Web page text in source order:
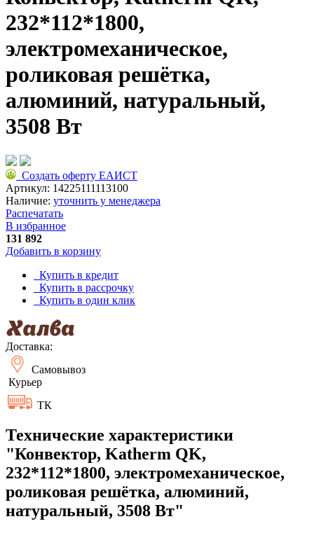
232*112*1800,
электромеханическое,
роликовая решётка,
алюминий, натуральный,
3508 Вт
Создать оферту ЕАИСТ
Артикул: 14225111113100
Наличие: уточнить у менеджера
Распечатать
В избранное
131 892
Добавить в корзину
Купить в кредит
Купить в рассрочку
Купить в один клик
Доставка:
Самовывоз
Курьер
ТК
Технические характеристики
"Конвектор, Katherm QK,
232*112*1800, электромеханическое,
роликовая решётка, алюминий,
натуральный, 3508 Вт"